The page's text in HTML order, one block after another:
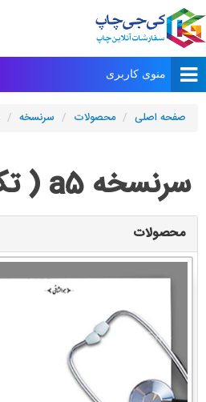
صفحه اصلی محصولات سرنسخه
سرنسخه a5 ( تک رنگ )
محصولات